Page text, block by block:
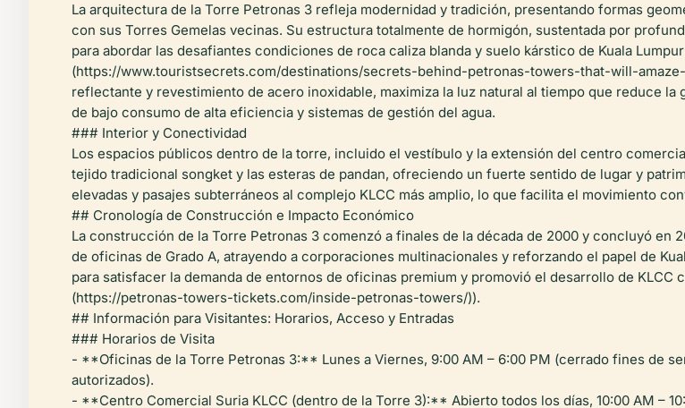
La arquitectura de la Torre Petronas 3 refleja modernidad y tradición, presentando formas
con sus Torres Gemelas vecinas. Su estructura totalmente de hormigón, sustentada por
para abordar las desafiantes condiciones de roca caliza blanda y suelo kárstico de Kuala
(https://www.touristsecrets.com/destinations/secrets-behind-petronas-towers-that-will-
reflectante y revestimiento de acero inoxidable, maximiza la luz natural al tiempo que reduce
de bajo consumo de alta eficiencia y sistemas de gestión del agua.
### Interior y Conectividad
Los espacios públicos dentro de la torre, incluido el vestíbulo y la extensión del centro
tejido tradicional songket y las esteras de pandan, ofreciendo un fuerte sentido de lugar y
elevadas y pasajes subterráneos al complejo KLCC más amplio, lo que facilita el movimiento
## Cronología de Construcción e Impacto Económico
La construcción de la Torre Petronas 3 comenzó a finales de la década de 2000 y concluyó en
de oficinas de Grado A, atrayendo a corporaciones multinacionales y reforzando el papel de
para satisfacer la demanda de entornos de oficinas premium y promovió el desarrollo de
(https://petronas-towers-tickets.com/inside-petronas-towers/)).
## Información para Visitantes: Horarios, Acceso y Entradas
### Horarios de Visita
- **Oficinas de la Torre Petronas 3:** Lunes a Viernes, 9:00 AM – 6:00 PM (cerrado fines de
autorizados).
- **Centro Comercial Suria KLCC (dentro de la Torre 3):** Abierto todos los días, 10:00 AM –